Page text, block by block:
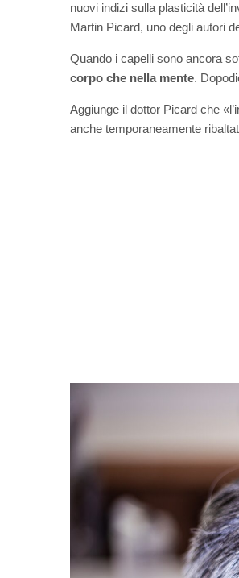
nuovi indizi sulla plasticità
Martin Picard, uno degli autori
Quando i capelli sono ancora
corpo che nella mente.
Aggiunge il dottor Picard che
anche temporaneamente